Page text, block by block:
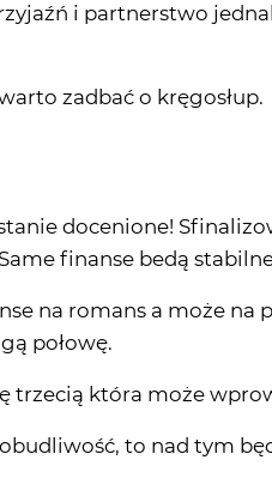
i partnerstwo
zadbać o kręgosłup.
docenione!
finanse bedą
na romans a może na
połowę.
trzecią która może
to nad tym